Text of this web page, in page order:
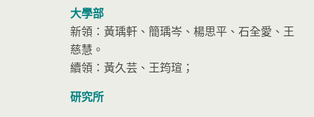
大學部
新領：黃瑀軒、簡瑀岑、楊思平、石全愛、王
慈慧。
續領：黃久芸、王筠瑄；
研究所